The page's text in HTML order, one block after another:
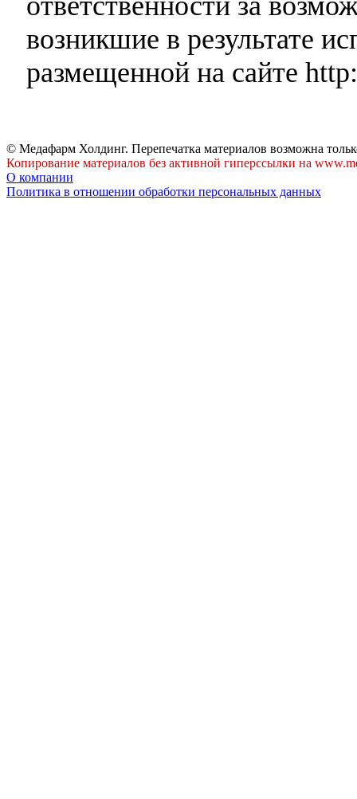
возникшие в результате
размещенной на сайте
© Медафарм Холдинг. Перепечатка материалов возможна
Копирование материалов без активной гиперссылки на
О компании
Политика в отношении обработки персональных данных